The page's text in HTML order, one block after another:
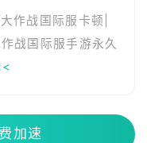
作战国际服卡顿|
战国际服手游永久
加速